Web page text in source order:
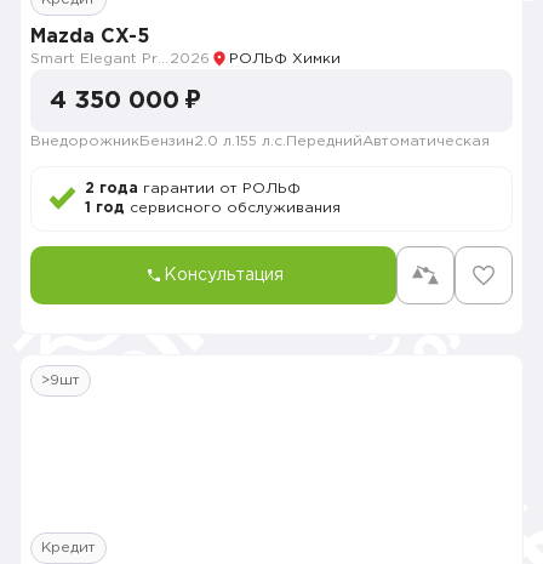
Mazda CX-5
2026 РОЛЬФ Химки
4 350 000 ₽
Внедорожник Бензин2.0 л. 155 л.с. ПереднийАвтоматическая
2 года гарантии от РОЛЬФ
1 год сервисного обслуживания
Консультация
>9шт
Кредит